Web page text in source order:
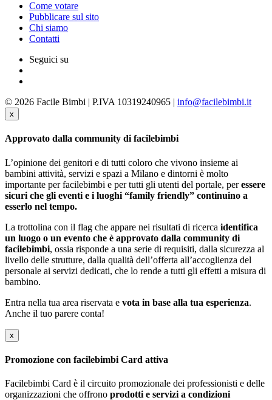
Come votare
Pubblicare sul sito
Chi siamo
Contatti
Seguici su
© 2026 Facile Bimbi | P.IVA 10319240965 | info@facilebimbi.it
x
Approvato dalla community di facilebimbi
L’opinione dei genitori e di tutti coloro che vivono insieme ai
bambini attività, servizi e spazi a Milano e dintorni è molto
importante per facilebimbi e per tutti gli utenti del portale, peressere
sicuri che gli eventi e i luoghi “family friendly” continuino a
esserlo nel tempo.
La trottolina con il flag che appare nei risultati di ricerca identifica
un luogo o un evento che è approvato dalla community di
facilebimbi, ossia risponde a una serie di requisiti, dalla sicurezza al
livello delle strutture, dalla qualità dell’offerta all’accoglienza del
personale ai servizi dedicati, che lo rende a tutti gli effetti a misura di
bambino.
Entra nella tua area riservata e vota in base alla tua esperienza.
Anche il tuo parere conta!
x
Promozione con facilebimbi Card attiva
Facilebimbi Card è il circuito promozionale dei professionisti e delle
organizzazioni che offrono prodotti e servizi a condizioni